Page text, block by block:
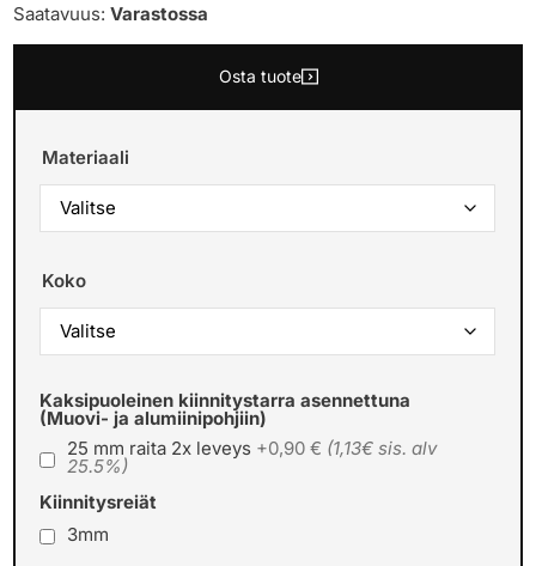
Saatavuus:Varastossa
Osta tuote
Materiaali
Koko
Kaksipuoleinen kiinnitystarra asennettuna
(Muovi- ja alumiinipohjiin)
25 mm raita 2x leveys +0,90 € (1,13€ sis. alv
25.5%)
Kiinnitysreiät
3mm